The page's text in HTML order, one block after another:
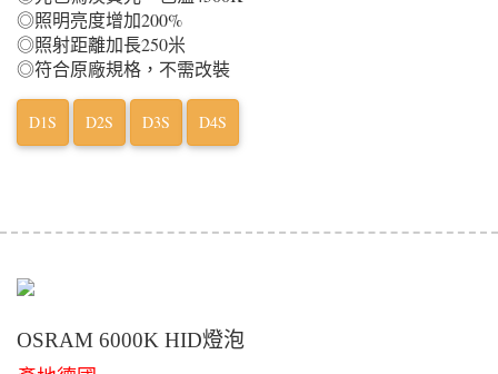
◎照明亮度增加200%
◎照射距離加長250米
◎符合原廠規格，不需改裝
D1S D2S D3S D4S
OSRAM 6000K HID燈泡